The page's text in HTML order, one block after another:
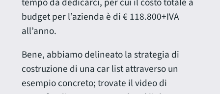
budget per l’azienda è di € 118.800+IVA
all’anno.
Bene, abbiamo delineato la strategia di
costruzione di una car list attraverso un
esempio concreto; trovate il video di